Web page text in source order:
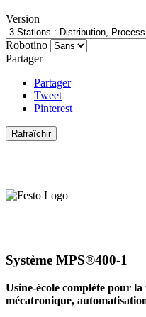
Version
Robotino
Partager
Partager
Tweet
Pinterest
Système MPS®400-1
Usine-école complète pour
mécatronique,